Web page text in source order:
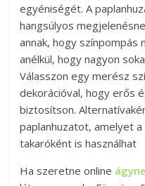
egyéniségét. A
hangsúlyos
annak, hogy színpompás
anélkül, hogy nagyon
Válasszon egy merész
dekorációval, hogy erős
biztosítson.
paplanhuzatot, amelyet
takaróként is használhat
Ha szeretne online